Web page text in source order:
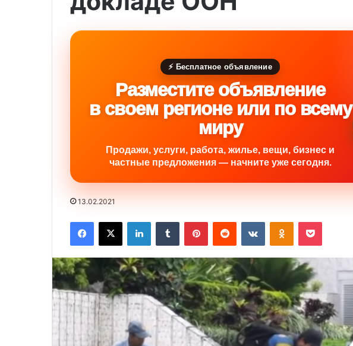
⚡ Бесплатное объявление
Разместите объявление
в своем регионе или по всему
миру
Продажи, услуги, работа, жилье, вещи, бизнес и
частные предложения — начните уже сегодня.
13.02.2021